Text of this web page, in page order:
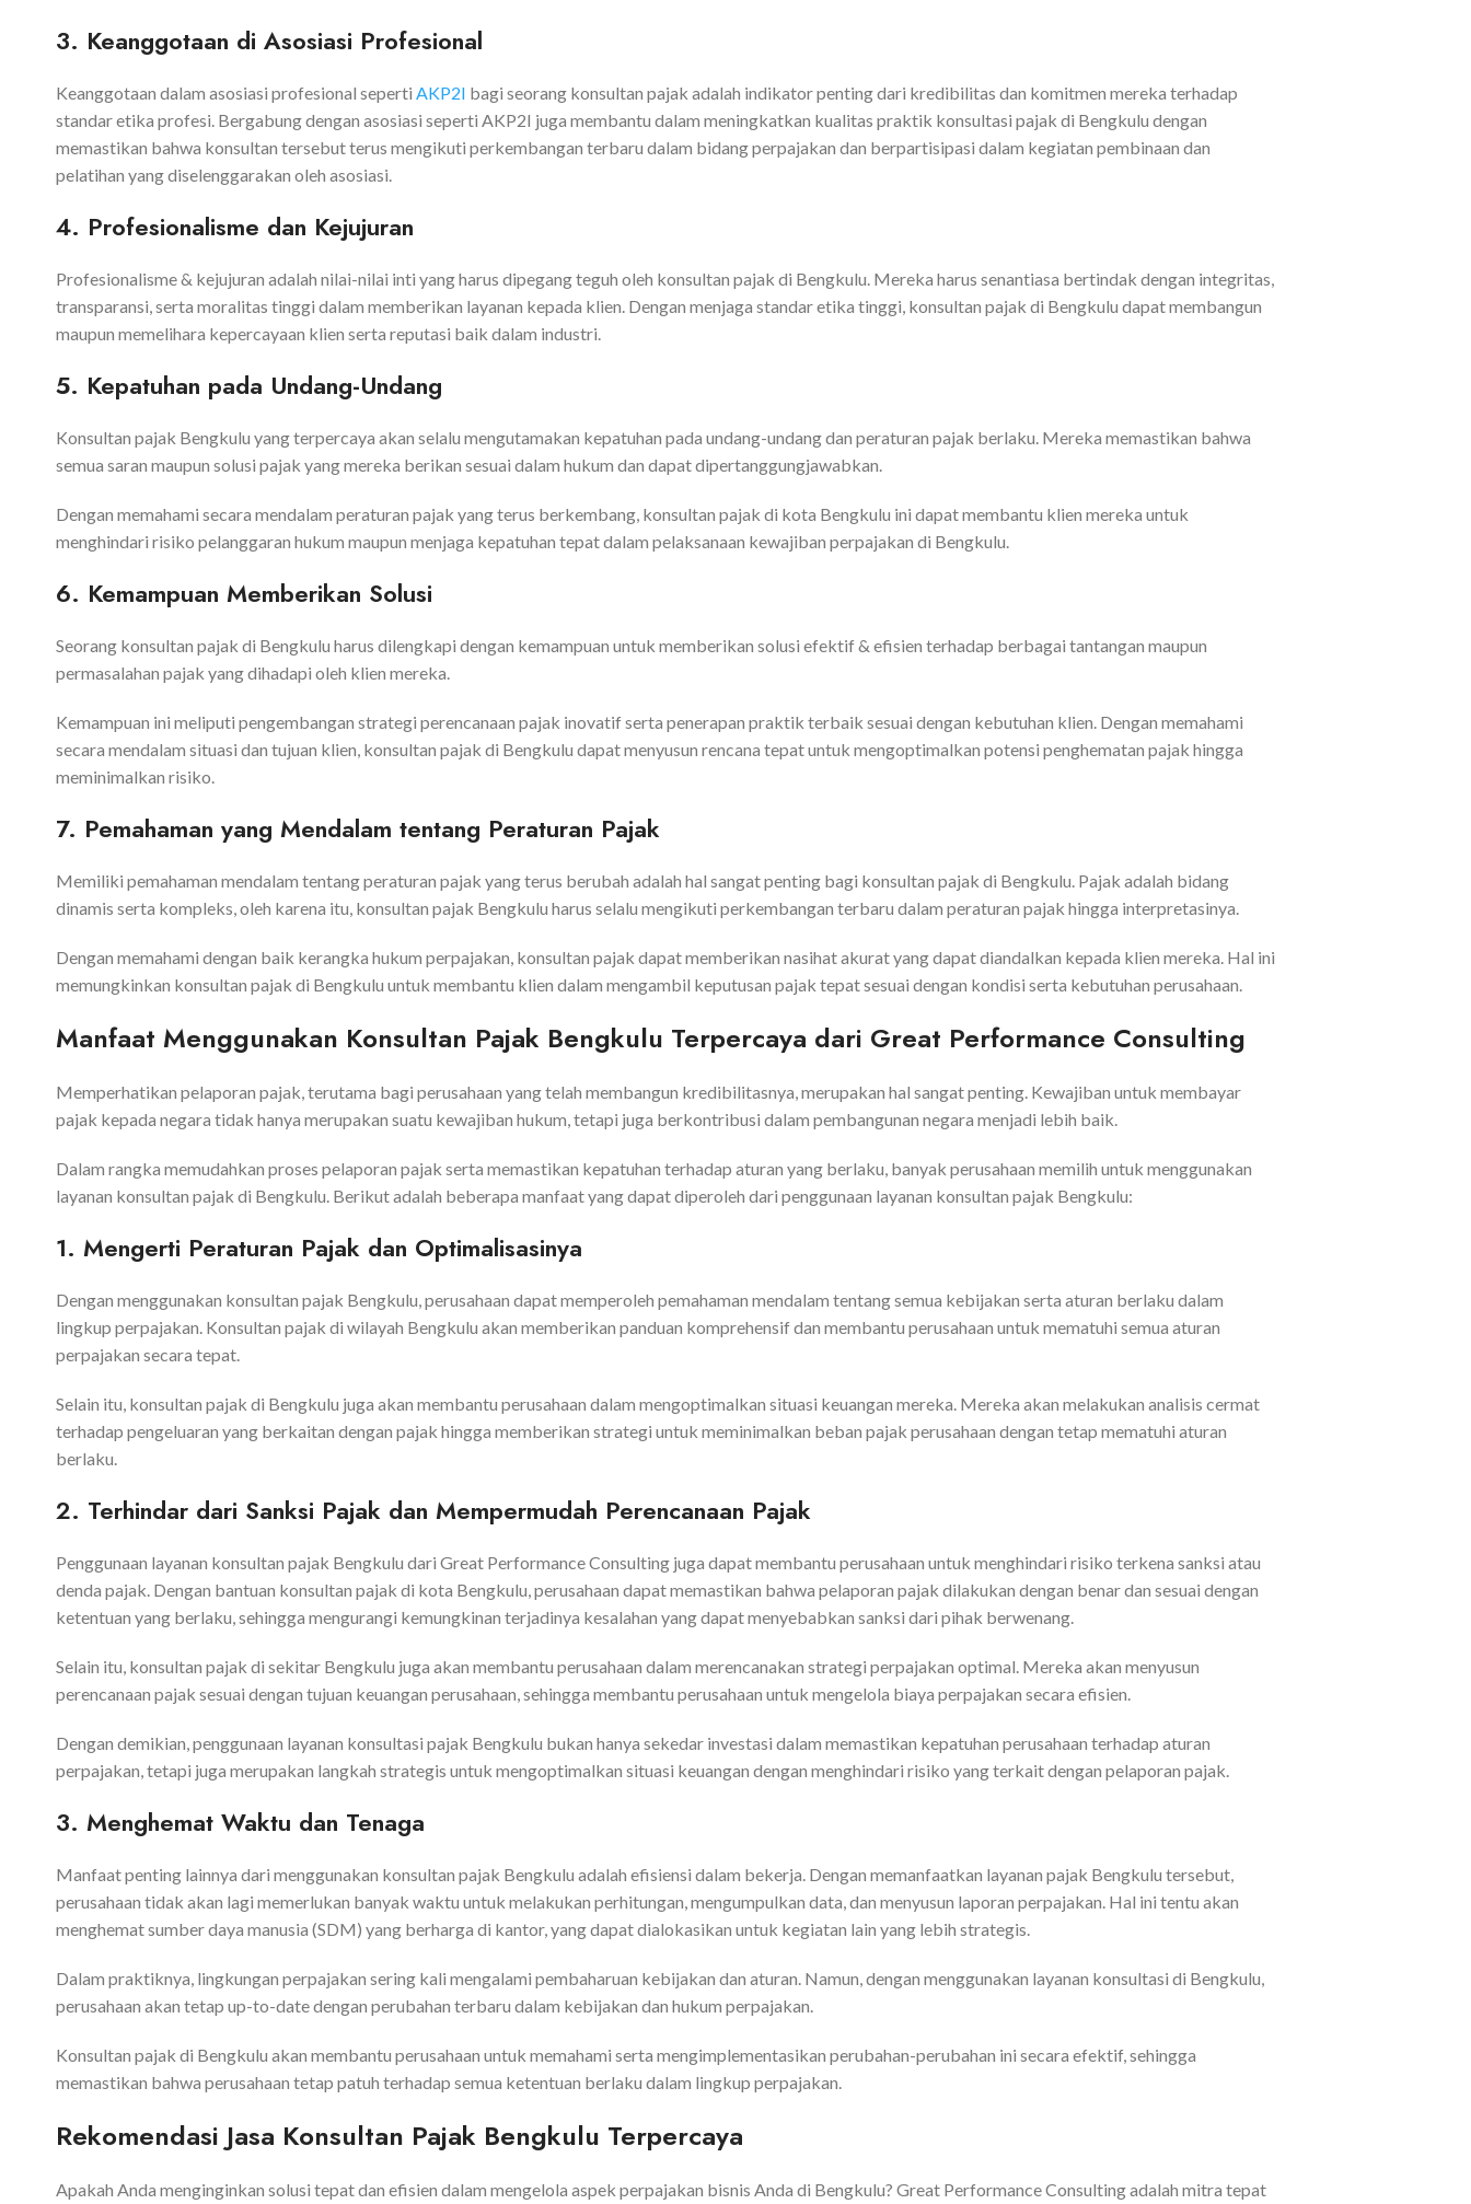
3. Keanggotaan di Asosiasi Profesional
Keanggotaan dalam asosiasi profesional seperti AKP2I bagi seorang konsultan pajak adalah indikator penting dari kredibilitas dan komitmen mereka terhadap
standar etika profesi. Bergabung dengan asosiasi seperti AKP2I juga membantu dalam meningkatkan kualitas praktik konsultasi pajak di Bengkulu dengan
memastikan bahwa konsultan tersebut terus mengikuti perkembangan terbaru dalam bidang perpajakan dan berpartisipasi dalam kegiatan pembinaan dan
pelatihan yang diselenggarakan oleh asosiasi.
4. Profesionalisme dan Kejujuran
Profesionalisme & kejujuran adalah nilai-nilai inti yang harus dipegang teguh oleh konsultan pajak di Bengkulu. Mereka harus senantiasa bertindak dengan integritas,
transparansi, serta moralitas tinggi dalam memberikan layanan kepada klien. Dengan menjaga standar etika tinggi, konsultan pajak di Bengkulu dapat membangun
maupun memelihara kepercayaan klien serta reputasi baik dalam industri.
5. Kepatuhan pada Undang-Undang
Konsultan pajak Bengkulu yang terpercaya akan selalu mengutamakan kepatuhan pada undang-undang dan peraturan pajak berlaku. Mereka memastikan bahwa
semua saran maupun solusi pajak yang mereka berikan sesuai dalam hukum dan dapat dipertanggungjawabkan.
Dengan memahami secara mendalam peraturan pajak yang terus berkembang, konsultan pajak di kota Bengkulu ini dapat membantu klien mereka untuk
menghindari risiko pelanggaran hukum maupun menjaga kepatuhan tepat dalam pelaksanaan kewajiban perpajakan di Bengkulu.
6. Kemampuan Memberikan Solusi
Seorang konsultan pajak di Bengkulu harus dilengkapi dengan kemampuan untuk memberikan solusi efektif & efisien terhadap berbagai tantangan maupun
permasalahan pajak yang dihadapi oleh klien mereka.
Kemampuan ini meliputi pengembangan strategi perencanaan pajak inovatif serta penerapan praktik terbaik sesuai dengan kebutuhan klien. Dengan memahami
secara mendalam situasi dan tujuan klien, konsultan pajak di Bengkulu dapat menyusun rencana tepat untuk mengoptimalkan potensi penghematan pajak hingga
meminimalkan risiko.
7. Pemahaman yang Mendalam tentang Peraturan Pajak
Memiliki pemahaman mendalam tentang peraturan pajak yang terus berubah adalah hal sangat penting bagi konsultan pajak di Bengkulu. Pajak adalah bidang
dinamis serta kompleks, oleh karena itu, konsultan pajak Bengkulu harus selalu mengikuti perkembangan terbaru dalam peraturan pajak hingga interpretasinya.
Dengan memahami dengan baik kerangka hukum perpajakan, konsultan pajak dapat memberikan nasihat akurat yang dapat diandalkan kepada klien mereka. Hal ini
memungkinkan konsultan pajak di Bengkulu untuk membantu klien dalam mengambil keputusan pajak tepat sesuai dengan kondisi serta kebutuhan perusahaan.
Manfaat Menggunakan Konsultan Pajak Bengkulu Terpercaya dari Great Performance Consulting
Memperhatikan pelaporan pajak, terutama bagi perusahaan yang telah membangun kredibilitasnya, merupakan hal sangat penting. Kewajiban untuk membayar
pajak kepada negara tidak hanya merupakan suatu kewajiban hukum, tetapi juga berkontribusi dalam pembangunan negara menjadi lebih baik.
Dalam rangka memudahkan proses pelaporan pajak serta memastikan kepatuhan terhadap aturan yang berlaku, banyak perusahaan memilih untuk menggunakan
layanan konsultan pajak di Bengkulu. Berikut adalah beberapa manfaat yang dapat diperoleh dari penggunaan layanan konsultan pajak Bengkulu:
1. Mengerti Peraturan Pajak dan Optimalisasinya
Dengan menggunakan konsultan pajak Bengkulu, perusahaan dapat memperoleh pemahaman mendalam tentang semua kebijakan serta aturan berlaku dalam
lingkup perpajakan. Konsultan pajak di wilayah Bengkulu akan memberikan panduan komprehensif dan membantu perusahaan untuk mematuhi semua aturan
perpajakan secara tepat.
Selain itu, konsultan pajak di Bengkulu juga akan membantu perusahaan dalam mengoptimalkan situasi keuangan mereka. Mereka akan melakukan analisis cermat
terhadap pengeluaran yang berkaitan dengan pajak hingga memberikan strategi untuk meminimalkan beban pajak perusahaan dengan tetap mematuhi aturan
berlaku.
2. Terhindar dari Sanksi Pajak dan Mempermudah Perencanaan Pajak
Penggunaan layanan konsultan pajak Bengkulu dari Great Performance Consulting juga dapat membantu perusahaan untuk menghindari risiko terkena sanksi atau
denda pajak. Dengan bantuan konsultan pajak di kota Bengkulu, perusahaan dapat memastikan bahwa pelaporan pajak dilakukan dengan benar dan sesuai dengan
ketentuan yang berlaku, sehingga mengurangi kemungkinan terjadinya kesalahan yang dapat menyebabkan sanksi dari pihak berwenang.
Selain itu, konsultan pajak di sekitar Bengkulu juga akan membantu perusahaan dalam merencanakan strategi perpajakan optimal. Mereka akan menyusun
perencanaan pajak sesuai dengan tujuan keuangan perusahaan, sehingga membantu perusahaan untuk mengelola biaya perpajakan secara efisien.
Dengan demikian, penggunaan layanan konsultasi pajak Bengkulu bukan hanya sekedar investasi dalam memastikan kepatuhan perusahaan terhadap aturan
perpajakan, tetapi juga merupakan langkah strategis untuk mengoptimalkan situasi keuangan dengan menghindari risiko yang terkait dengan pelaporan pajak.
3. Menghemat Waktu dan Tenaga
Manfaat penting lainnya dari menggunakan konsultan pajak Bengkulu adalah efisiensi dalam bekerja. Dengan memanfaatkan layanan pajak Bengkulu tersebut,
perusahaan tidak akan lagi memerlukan banyak waktu untuk melakukan perhitungan, mengumpulkan data, dan menyusun laporan perpajakan. Hal ini tentu akan
menghemat sumber daya manusia (SDM) yang berharga di kantor, yang dapat dialokasikan untuk kegiatan lain yang lebih strategis.
Dalam praktiknya, lingkungan perpajakan sering kali mengalami pembaharuan kebijakan dan aturan. Namun, dengan menggunakan layanan konsultasi di Bengkulu,
perusahaan akan tetap up-to-date dengan perubahan terbaru dalam kebijakan dan hukum perpajakan.
Konsultan pajak di Bengkulu akan membantu perusahaan untuk memahami serta mengimplementasikan perubahan-perubahan ini secara efektif, sehingga
memastikan bahwa perusahaan tetap patuh terhadap semua ketentuan berlaku dalam lingkup perpajakan.
Rekomendasi Jasa Konsultan Pajak Bengkulu Terpercaya
Apakah Anda menginginkan solusi tepat dan efisien dalam mengelola aspek perpajakan bisnis Anda di Bengkulu? Great Performance Consulting adalah mitra tepat